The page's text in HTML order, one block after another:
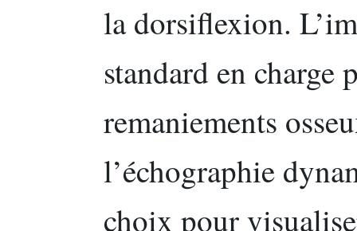
la dorsiflexion.
standard en charge
remaniements
l’échographie
choix pour